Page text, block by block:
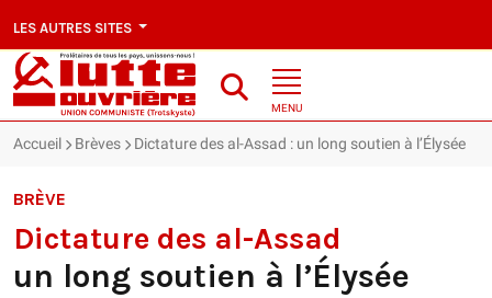
LES AUTRES SITES
MENU
Accueil Brèves Dictature des al-Assad : un long soutien à l’Élysée
BRÈVE
Dictature des al-Assad
un long soutien à l’Élysée